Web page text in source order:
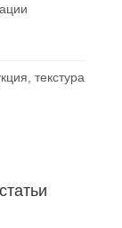
текстура